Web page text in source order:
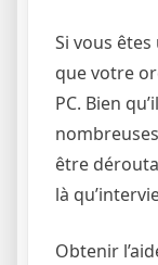
Si vous
que votre
PC. Bien
être
là
Obtenir